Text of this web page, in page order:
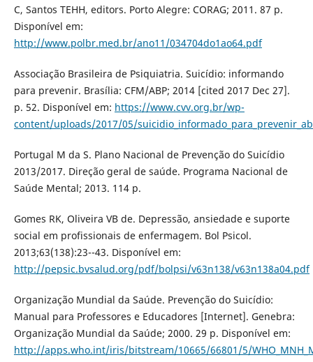
C, Santos TEHH, editors. Porto Alegre: CORAG; 2011. 87 p.
Disponível em:
http://www.polbr.med.br/ano11/034704do1ao64.pdf
Associação Brasileira de Psiquiatria. Suicídio: informando
para prevenir. Brasília: CFM/ABP; 2014 [cited 2017 Dec 27].
p. 52. Disponível em: https://www.cvv.org.br/wp-
content/uploads/2017/05/
Portugal M da S. Plano Nacional de Prevenção do Suicídio
2013/2017. Direção geral de saúde. Programa Nacional de
Saúde Mental; 2013. 114 p.
Gomes RK, Oliveira VB de. Depressão, ansiedade e suporte
social em profissionais de enfermagem. Bol Psicol.
2013;63(138):23--43. Disponível em:
http://pepsic.bvsalud.org/pdf/bolpsi/v63n138/v63n138a04.pdf
Organização Mundial da Saúde. Prevenção do Suicídio:
Manual para Professores e Educadores [Internet]. Genebra:
Organização Mundial da Saúde; 2000. 29 p. Disponível em:
http://apps.who.int/iris/bitstream/10665/66801/5/